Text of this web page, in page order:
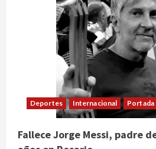
Deportes Internacional Portada
Fallece Jorge Messi, padre